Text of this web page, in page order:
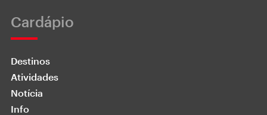
Cardápio
Destinos
Atividades
Notícia
Info